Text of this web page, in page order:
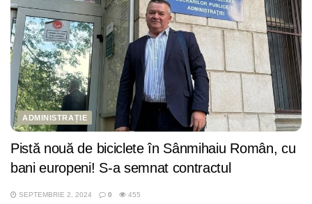
ADMINISTRAȚIE
Pistă nouă de biciclete în Sânmihaiu Român, cu
bani europeni! S-a semnat contractul
SEPTEMBRIE 2, 2024 0 455